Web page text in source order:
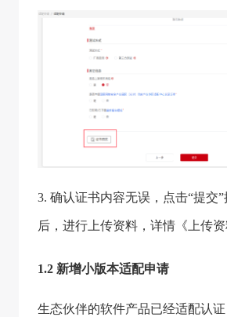
3. 确认证书内容无误，点击“提交
后，进行上传资料，详情《上传资
1.2 新增小版本适配申请
生态伙伴的软件产品已经适配认